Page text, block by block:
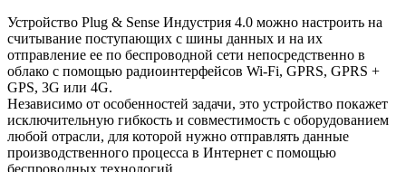
Устройство Plug & Sense Индустрия 4.0 можно настроить на
считывание поступающих с шины данных и на их
отправление ее по беспроводной сети непосредственно в
облако с помощью радиоинтерфейсов Wi-Fi, GPRS, GPRS +
GPS, 3G или 4G.
Независимо от особенностей задачи, это устройство покажет
исключительную гибкость и совместимость с оборудованием
любой отрасли, для которой нужно отправлять данные
производственного процесса в Интернет с помощью